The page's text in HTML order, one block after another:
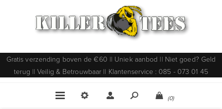
Gratis verzending boven de €60 || Uniek aanbod || Niet goed? Geld
terug || Veilig & Betrouwbaar || Klantenservice : 085 - 073 01 45
(0)